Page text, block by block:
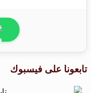
تابعونا على فيسبوك